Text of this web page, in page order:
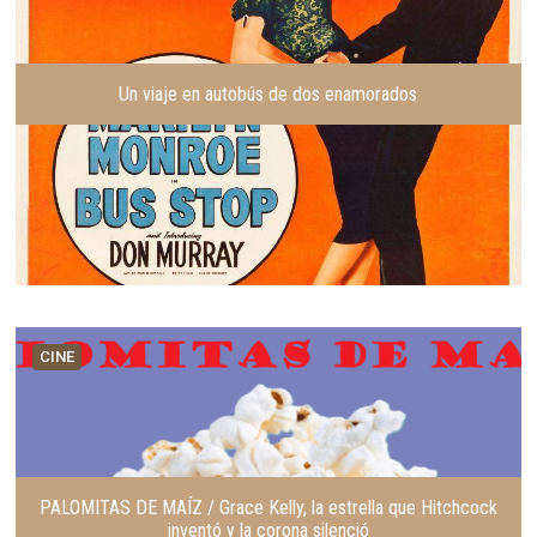
Un viaje en autobús de dos enamorados
CINE
PALOMITAS DE MAÍZ / Grace Kelly, la estrella que Hitchcock
inventó y la corona silenció